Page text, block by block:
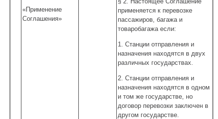
«Применение
Соглашения»
применяется к перевозке
пассажиров, багажа и
товаробагажа если:
1. Станции отправления и
назначения находятся в двух
различных государствах.
2. Станции отправления и
назначения находятся в одном
и том же государстве, но
договор перевозки заключен в
другом государстве.